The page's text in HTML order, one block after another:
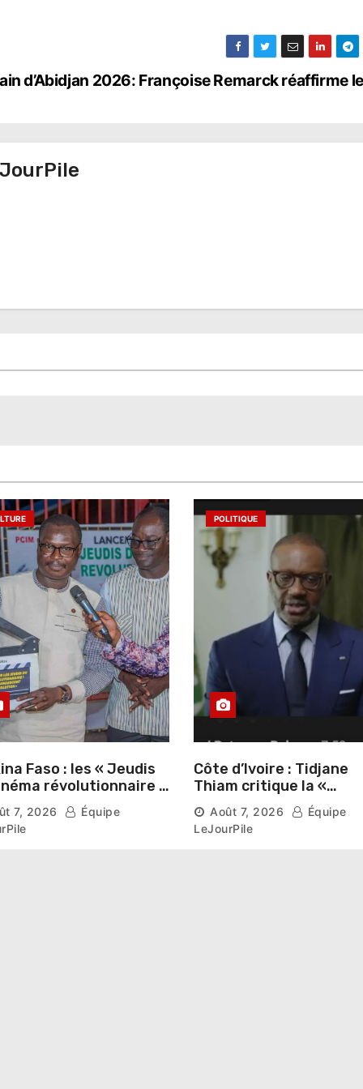
d’Abidjan 2026: Françoise Remarck réaffirme le
Faso : les « Jeudis
révolutionnaire »
au Mémorial Thomas
7, 2026
Équipe
POLITIQUE
Côte d’Ivoire : Tidjane
Thiam critique la «
judiciarisation » de la
politique et appelle à
poursuivre
Août 7, 2026
Équipe
LeJourPile